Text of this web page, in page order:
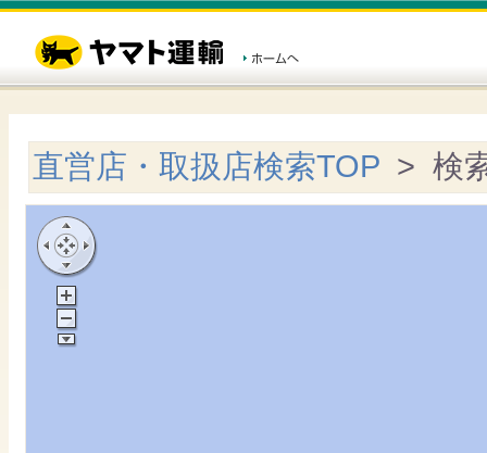
直営店・取扱店検索TOP > 検